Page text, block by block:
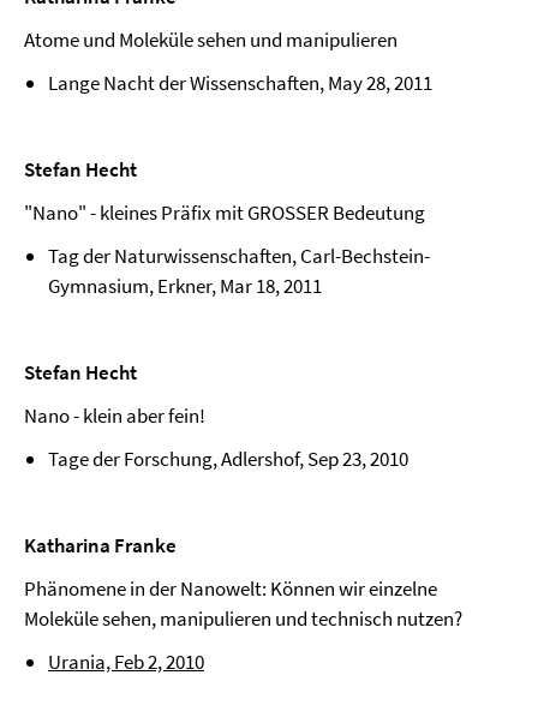
Atome und Moleküle sehen und manipulieren
Lange Nacht der Wissenschaften, May 28, 2011
Stefan Hecht
"Nano" - kleines Präfix mit GROSSER Bedeutung
Tag der Naturwissenschaften, Carl-Bechstein-
Gymnasium, Erkner, Mar 18, 2011
Stefan Hecht
Nano - klein aber fein!
Tage der Forschung, Adlershof, Sep 23, 2010
Katharina Franke
Phänomene in der Nanowelt: Können wir einzelne
Moleküle sehen, manipulieren und technisch nutzen?
Urania, Feb 2, 2010